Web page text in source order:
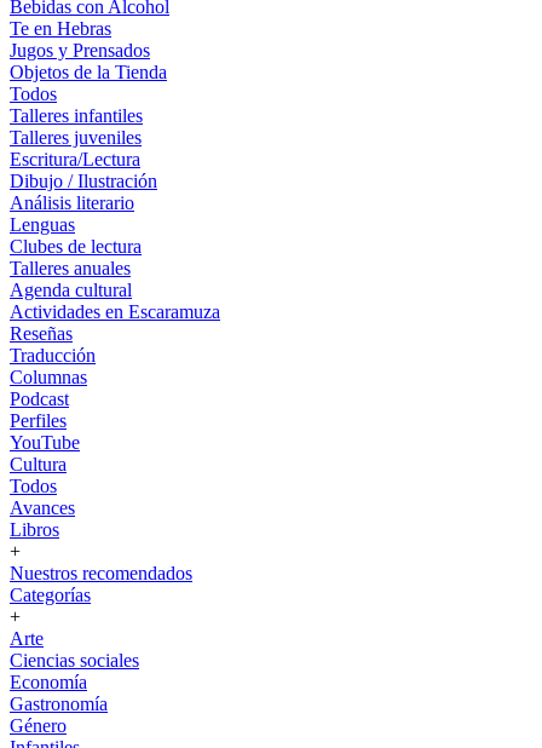
Bebidas con Alcohol
Te en Hebras
Jugos y Prensados
Objetos de la Tienda
Todos
Talleres infantiles
Talleres juveniles
Escritura/Lectura
Dibujo / Ilustración
Análisis literario
Lenguas
Clubes de lectura
Talleres anuales
Agenda cultural
Actividades en Escaramuza
Reseñas
Traducción
Columnas
Podcast
Perfiles
YouTube
Cultura
Todos
Avances
Libros
+
Nuestros recomendados
Categorías
+
Arte
Ciencias sociales
Economía
Gastronomía
Género